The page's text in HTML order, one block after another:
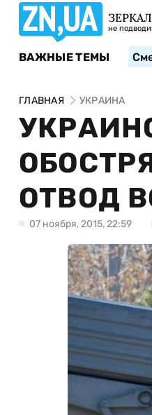
не
ВАЖНЫЕ ТЕМЫ
ГЛАВНАЯ УКРАИНА
ОТВОД
07 ноября, 2015, 22:59